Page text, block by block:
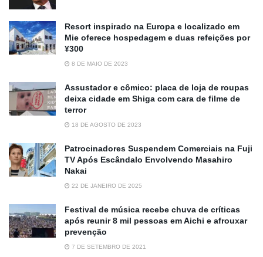
Resort inspirado na Europa e localizado em
Mie oferece hospedagem e duas refeições por
¥300
8 DE MAIO DE 2023
Assustador e cômico: placa de loja de roupas
deixa cidade em Shiga com cara de filme de
terror
18 DE AGOSTO DE 2023
Patrocinadores Suspendem Comerciais na Fuji
TV Após Escândalo Envolvendo Masahiro
Nakai
22 DE JANEIRO DE 2025
Festival de música recebe chuva de críticas
após reunir 8 mil pessoas em Aichi e afrouxar
prevenção
7 DE SETEMBRO DE 2021